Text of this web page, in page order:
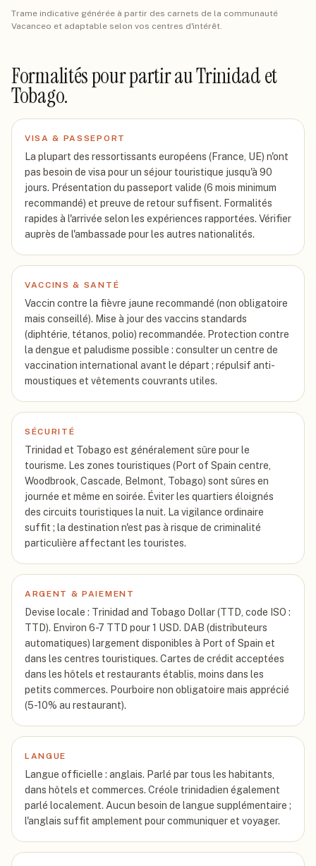
Trame indicative générée à partir des carnets de la communauté
Vacanceo et adaptable selon vos centres d'intérêt.
Formalités pour partirau Trinidad et
Tobago.
VISA & PASSEPORT
La plupart des ressortissants européens (France, UE) n'ont
pas besoin de visa pour un séjour touristique jusqu'à 90
jours. Présentation du passeport valide (6 mois minimum
recommandé) et preuve de retour suffisent. Formalités
rapides à l'arrivée selon les expériences rapportées. Vérifier
auprès de l'ambassade pour les autres nationalités.
VACCINS & SANTÉ
Vaccin contre la fièvre jaune recommandé (non obligatoire
mais conseillé). Mise à jour des vaccins standards
(diphtérie, tétanos, polio) recommandée. Protection contre
la dengue et paludisme possible : consulter un centre de
vaccination international avant le départ ; répulsif anti-
moustiques et vêtements couvrants utiles.
SÉCURITÉ
Trinidad et Tobago est généralement sûre pour le
tourisme. Les zones touristiques (Port of Spain centre,
Woodbrook, Cascade, Belmont, Tobago) sont sûres en
journée et même en soirée. Éviter les quartiers éloignés
des circuits touristiques la nuit. La vigilance ordinaire
suffit ; la destination n'est pas à risque de criminalité
particulière affectant les touristes.
ARGENT & PAIEMENT
Devise locale : Trinidad and Tobago Dollar (TTD, code ISO :
TTD). Environ 6-7 TTD pour 1 USD. DAB (distributeurs
automatiques) largement disponibles à Port of Spain et
dans les centres touristiques. Cartes de crédit acceptées
dans les hôtels et restaurants établis, moins dans les
petits commerces. Pourboire non obligatoire mais apprécié
(5-10% au restaurant).
LANGUE
Langue officielle : anglais. Parlé par tous les habitants,
dans hôtels et commerces. Créole trinidadien également
parlé localement. Aucun besoin de langue supplémentaire ;
l'anglais suffit amplement pour communiquer et voyager.